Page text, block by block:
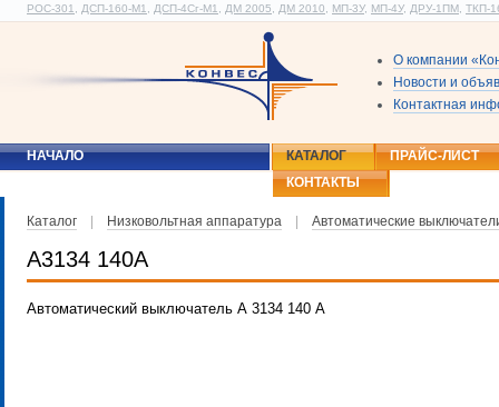
РОС-301 ДСП-160-М1 ДСП-4Сг-М1 ДМ 2005 ДМ 2010 МП-3У, МП-4У, ДРУ-1ПМ ТКП-
О компании
Новости и
Контактная
НАЧАЛО КАТАЛОГ
ПРАЙС-ЛИСТ
КОНТАКТЫ
Каталог Низковольтная аппаратура Автоматические
А3134 140А
Автоматический выключатель А 3134 140 А